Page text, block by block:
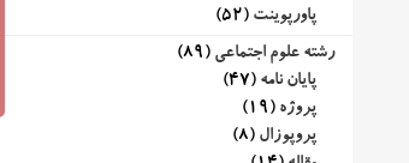
پاورپوینت (52)
رشته علوم اجتماعی (89)
پایان نامه (47)
پروژه (19)
پروپوزال (8)